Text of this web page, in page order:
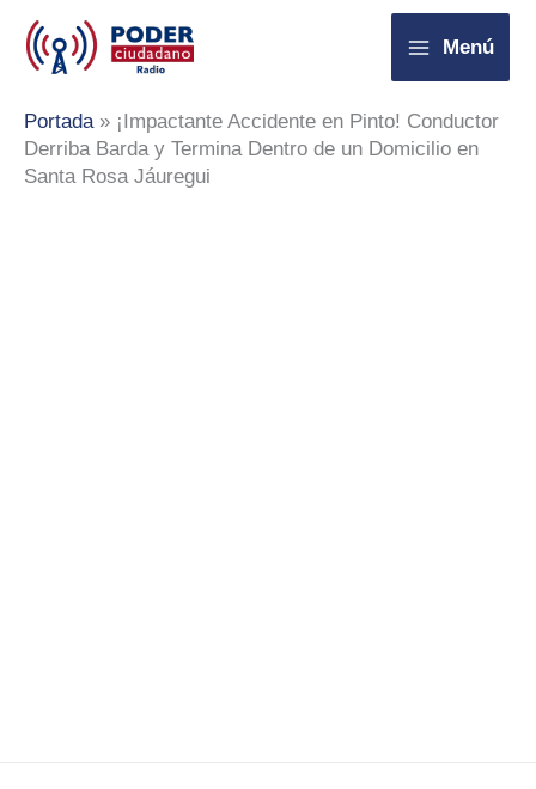
contenido
Menú
Portada» ¡Impactante Accidente en Pinto! Conductor
Derriba Barda y Termina Dentro de un Domicilio en
Santa Rosa Jáuregui